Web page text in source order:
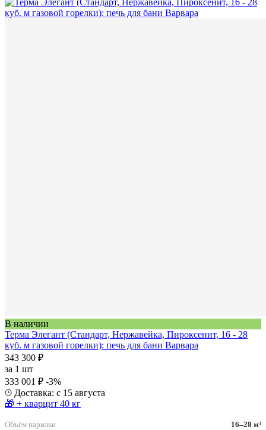
В наличии
Терма Элегант (Стандарт, Нержавейка, Пироксенит, 16 - 28
куб. м газовой горелки): печь для бани Варвара
343 300 ₽
за 1 шт
333 001 ₽ -3%
Доставка: с 15 августа
🎁 + кварцит 40 кг
Объём парилки
16–28 м³